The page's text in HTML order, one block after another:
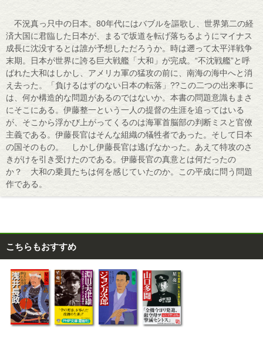
不況真っ只中の日本。80年代にはバブルを謳歌し、世界第二の経
済大国に君臨した日本が、まるで坂道を転げ落ちるようにマイナス
成長に沈没するとは誰が予想しただろうか。時は遡って太平洋戦争
末期。日本が世界に誇る巨大戦艦「大和」が完成。“不沈戦艦”と呼
ばれた大和はしかし、アメリカ軍の猛攻の前に、南海の海中へと消
え去った。「負けるはずのない日本の転落」??この二つの出来事に
は、何か構造的な問題があるのではないか。本書の問題意識もまさ
にそこにある。伊藤整一という一人の提督の生涯を追ってはいる
が、そこから浮かび上がってくるのは海軍首脳部の判断ミスと官僚
主義である。伊藤長官はそんな組織の犠牲者であった。そして日本
の国そのもの。 しかし伊藤長官は逃げなかった。あえて特攻のさ
きがけを引き受けたのである。伊藤長官の真意とは何だったの
か？ 大和の乗員たちは何を感じていたのか。この平成に問う問題
作である。
こちらもおすすめ